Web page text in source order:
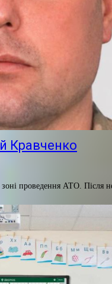
Кравченко
проведення АТО. Після